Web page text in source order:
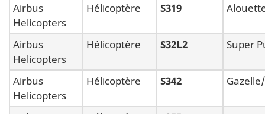
Airbus
Helicopters
Hélicoptère S319
Airbus
Helicopters
Hélicoptère S32L2 Super
Airbus
Helicopters
Hélicoptère S342